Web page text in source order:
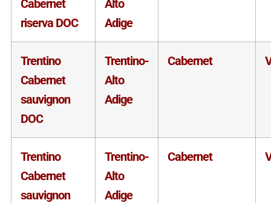
Cabernet
riserva DOC
Alto
Adige
Trentino
Cabernet
sauvignon
DOC
Trentino-
Alto
Adige
Cabernet
Trentino
Cabernet
sauvignon
Trentino-
Alto
Adige
Cabernet